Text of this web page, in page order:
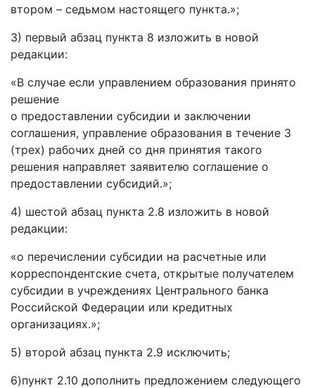
втором – седьмом настоящего пункта.»;
3) первый абзац пункта 8 изложить в новой
редакции:
«В случае если управлением образования принято
решение
о предоставлении субсидии и заключении
соглашения, управление образования в течение 3
(трех) рабочих дней со дня принятия такого
решения направляет заявителю соглашение о
предоставлении субсидий.»;
4) шестой абзац пункта 2.8 изложить в новой
редакции:
«о перечислении субсидии на расчетные или
корреспондентские счета, открытые получателем
субсидии в учреждениях Центрального банка
Российской Федерации или кредитных
организациях.»;
5) второй абзац пункта 2.9 исключить;
6)пункт 2.10 дополнить предложением следующего